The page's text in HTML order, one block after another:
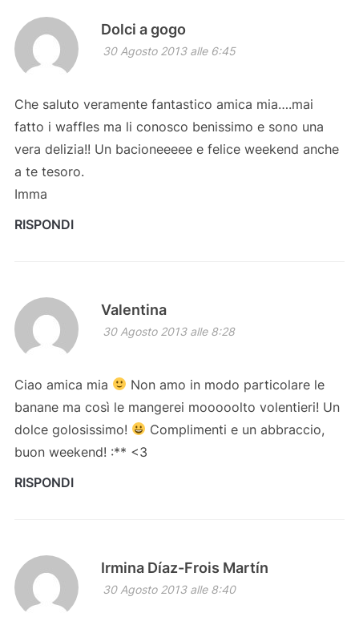
Dolci a gogo
30 Agosto 2013 alle 6:45
Che saluto veramente fantastico amica mia….mai
fatto i waffles ma li conosco benissimo e sono una
vera delizia!! Un bacioneeeee e felice weekend anche
a te tesoro.
Imma
RISPONDI
Valentina
30 Agosto 2013 alle 8:28
Ciao amica mia
Non amo in modo particolare le
banane ma così le mangerei mooooolto volentieri! Un
dolce golosissimo!
Complimenti e un abbraccio,
buon weekend! :** <3
RISPONDI
Irmina Díaz-Frois Martín
30 Agosto 2013 alle 8:40